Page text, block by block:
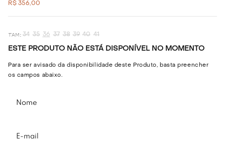
R$ 356,00
34 35 36 37 38 39 40 41
ESTE PRODUTO NÃO ESTÁ DISPONÍVEL NO MOMENTO
Para ser avisado da disponibilidade deste Produto, basta preencher
os campos abaixo.